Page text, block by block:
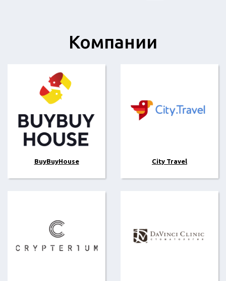
Компании
BuyBuyHouse City Travel